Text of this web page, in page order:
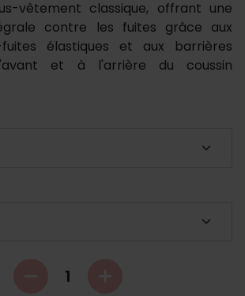
vêtement classique, offrant une
contre les fuites grâce aux
élastiques et aux barrières
et à l'arrière du coussin